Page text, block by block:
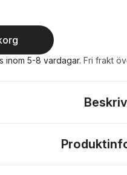
inom 5-8 vardagar. Fri frakt